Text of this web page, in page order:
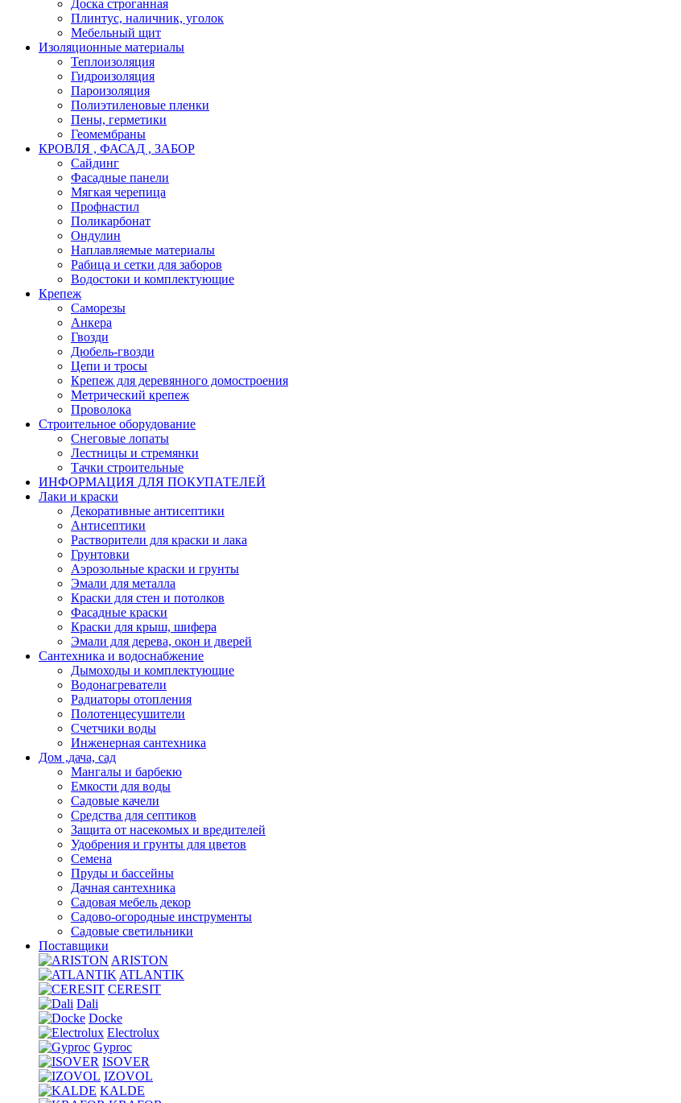
Доска строганная
Плинтус, наличник, уголок
Мебельный щит
Изоляционные материалы
Теплоизоляция
Гидроизоляция
Пароизоляция
Полиэтиленовые пленки
Пены, герметики
Геомембраны
КРОВЛЯ , ФАСАД , ЗАБОР
Сайдинг
Фасадные панели
Мягкая черепица
Профнастил
Поликарбонат
Ондулин
Наплавляемые материалы
Рабица и сетки для заборов
Водостоки и комплектующие
Крепеж
Саморезы
Анкера
Гвозди
Дюбель-гвозди
Цепи и тросы
Крепеж для деревянного домостроения
Метрический крепеж
Проволока
Строительное оборудование
Снеговые лопаты
Лестницы и стремянки
Тачки строительные
ИНФОРМАЦИЯ ДЛЯ ПОКУПАТЕЛЕЙ
Лаки и краски
Декоративные антисептики
Антисептики
Растворители для краски и лака
Грунтовки
Аэрозольные краски и грунты
Эмали для металла
Краски для стен и потолков
Фасадные краски
Краски для крыш, шифера
Эмали для дерева, окон и дверей
Сантехника и водоснабжение
Дымоходы и комплектующие
Водонагреватели
Радиаторы отопления
Полотенцесушители
Счетчики воды
Инженерная сантехника
Дом ,дача, сад
Мангалы и барбекю
Емкости для воды
Садовые качели
Средства для септиков
Защита от насекомых и вредителей
Удобрения и грунты для цветов
Семена
Пруды и бассейны
Дачная сантехника
Садовая мебель декор
Садово-огородные инструменты
Садовые светильники
Поставщики
ARISTON
ATLANTIK
CERESIT
Dali
Docke
Electrolux
Gyproc
ISOVER
IZOVOL
KALDE